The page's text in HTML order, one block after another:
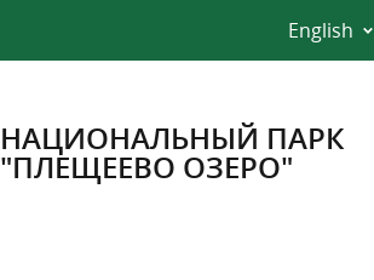
English
НАЦИОНАЛЬНЫЙ ПАРК
"ПЛЕЩЕЕВО ОЗЕРО"